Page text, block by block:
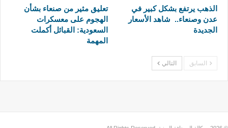
الذهب يرتفع بشكل كبير في
عدن وصنعاء.. شاهد الأسعار
الجديدة
تعليق مثير من صنعاء بشأن
الهجوم على معسكرات
السعودية: القبائل أكملت
المهمة
السابق التالي